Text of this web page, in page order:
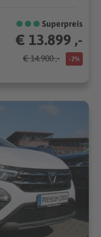
Superpreis
€ 13.899 ,-
€ 14.900 ,- -7%